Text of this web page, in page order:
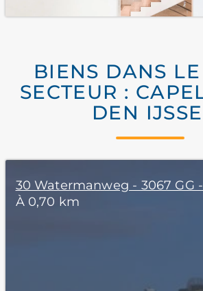
BIENS DANS
SECTEUR :
DEN
30 Watermanweg - 3067 GG
À 0,70 km